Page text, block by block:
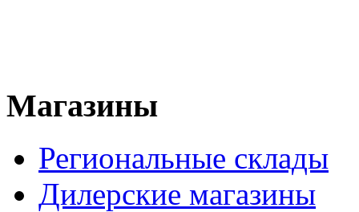
Магазины
Региональные склады
Дилерские магазины